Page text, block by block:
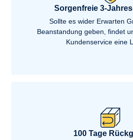
Sorgenfreie 3-
Sollte es wider Erwarten
Beanstandung geben, findet
Kundenservice eine
100 Tage